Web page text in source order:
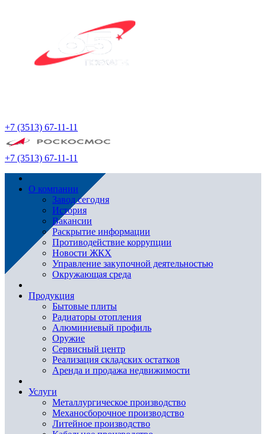
+7 (3513) 67-11-11
+7 (3513) 67-11-11
О компании
Завод сегодня
История
Вакансии
Раскрытие информации
Противодействие коррупции
Новости ЖКХ
Управление закупочной деятельностью
Окружающая среда
Продукция
Бытовые плиты
Радиаторы отопления
Алюминиевый профиль
Оружие
Сервисный центр
Реализация складских остатков
Аренда и продажа недвижимости
Услуги
Металлургическое производство
Механосборочное производство
Литейное производство